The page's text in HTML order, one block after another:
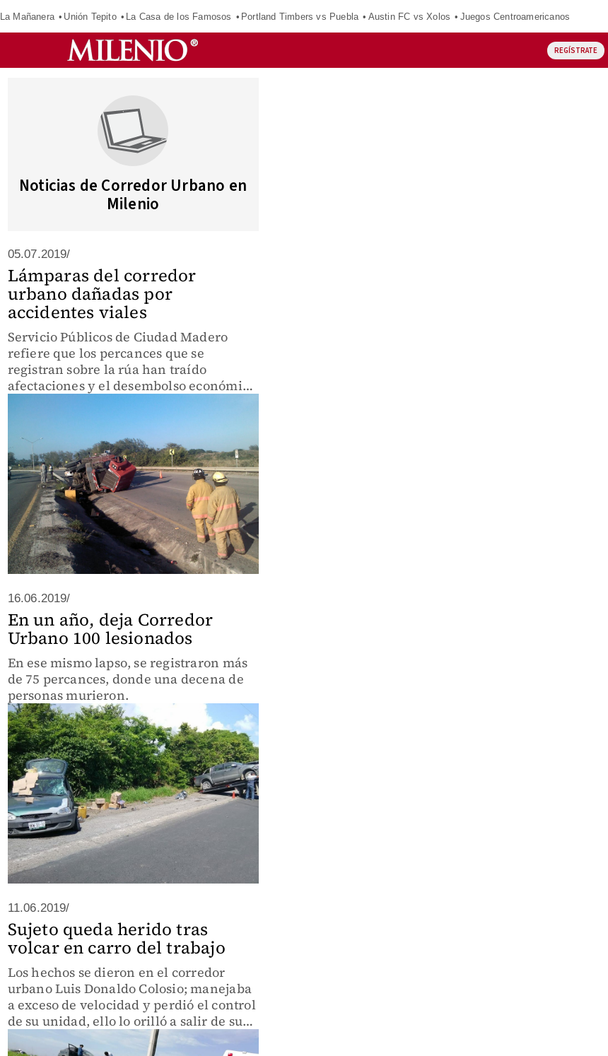
La Mañanera Unión Tepito La Casa de los Famosos Portland Timbers vs Puebla Austin FC vs Xolos Juegos Centroamericanos
REGÍSTRATE
Noticias de Corredor Urbano en
Milenio
05.07.2019/
Lámparas del corredor
urbano dañadas por
accidentes viales
Servicio Públicos de Ciudad Madero
refiere que los percances que se
registran sobre la rúa han traído
afectaciones y el desembolso económico
16.06.2019/
En un año, deja Corredor
Urbano 100 lesionados
En ese mismo lapso, se registraron más
de 75 percances, donde una decena de
personas murieron.
11.06.2019/
Sujeto queda herido tras
volcar en carro del trabajo
Los hechos se dieron en el corredor
urbano Luis Donaldo Colosio; manejaba
a exceso de velocidad y perdió el control
de su unidad, ello lo orilló a salir de su